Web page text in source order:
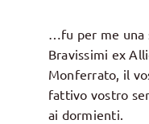
…fu per me una
Bravissimi ex
Monferrato, il
fattivo vostro
ai dormienti.